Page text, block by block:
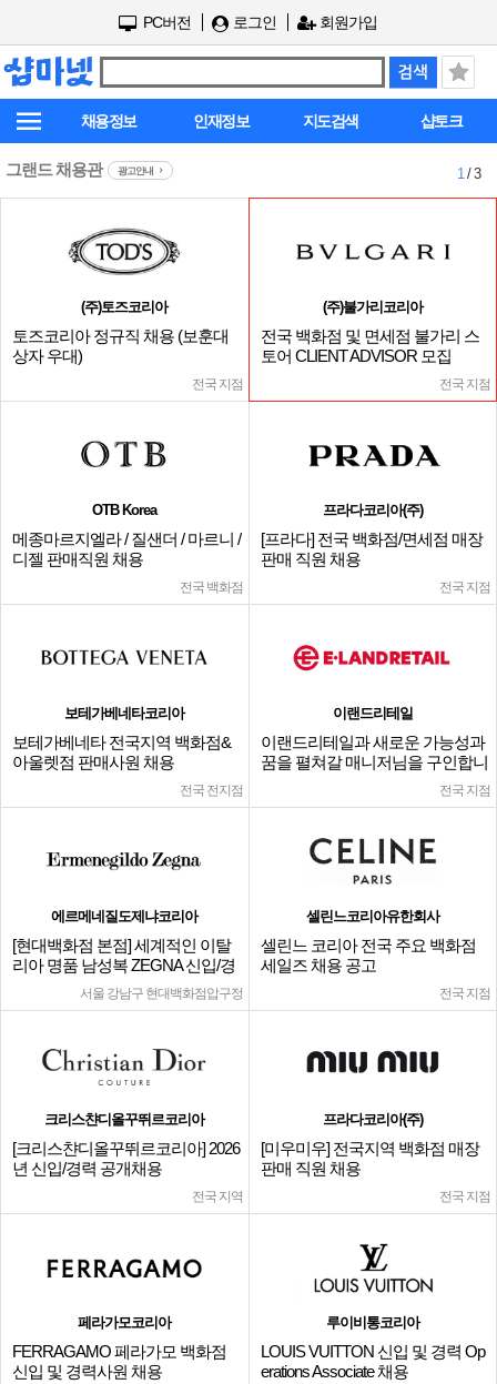
PC버전 로그인 회원가입
채용정보 인재정보 지도검색 샵토크
그랜드 채용관 광고안내 1/ 3
(주)토즈코리아
토즈코리아 정규직 채용 (보훈대
상자 우대)
전국 지점
(주)불가리코리아
전국 백화점 및 면세점 불가리 스
토어 CLIENT ADVISOR 모집
전국 지점
OTB Korea
메종마르지엘라 / 질샌더 / 마르니 /
디젤 판매직원 채용
전국 백화점
프라다코리아(주)
[프라다] 전국 백화점/면세점 매장
판매 직원 채용
전국 지점
보테가베네타코리아
보테가베네타 전국지역 백화점&
아울렛점 판매사원 채용
전국 전지점
이랜드리테일
이랜드리테일과 새로운 가능성과
꿈을 펼쳐갈 매니저님을 구인합니
전국 지점
에르메네질도제냐코리아
[현대백화점 본점] 세계적인 이탈
리아 명품 남성복 ZEGNA 신입/경
서울 강남구 현대백화점압구정
셀린느코리아유한회사
셀린느 코리아 전국 주요 백화점
세일즈 채용 공고
전국 지점
크리스챤디올꾸뛰르코리아
[크리스챤디올꾸뛰르코리아] 2026
년 신입/경력 공개채용
전국 지역
프라다코리아(주)
[미우미우] 전국지역 백화점 매장
판매 직원 채용
전국 지점
페라가모코리아
FERRAGAMO 페라가모 백화점
신입 및 경력사원 채용
루이비통코리아
LOUIS VUITTON 신입 및 경력 Op
erations Associate 채용